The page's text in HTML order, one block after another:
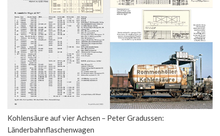
Kohlensäure auf vier Achsen – Peter Gradussen:
Länderbahnflaschenwagen